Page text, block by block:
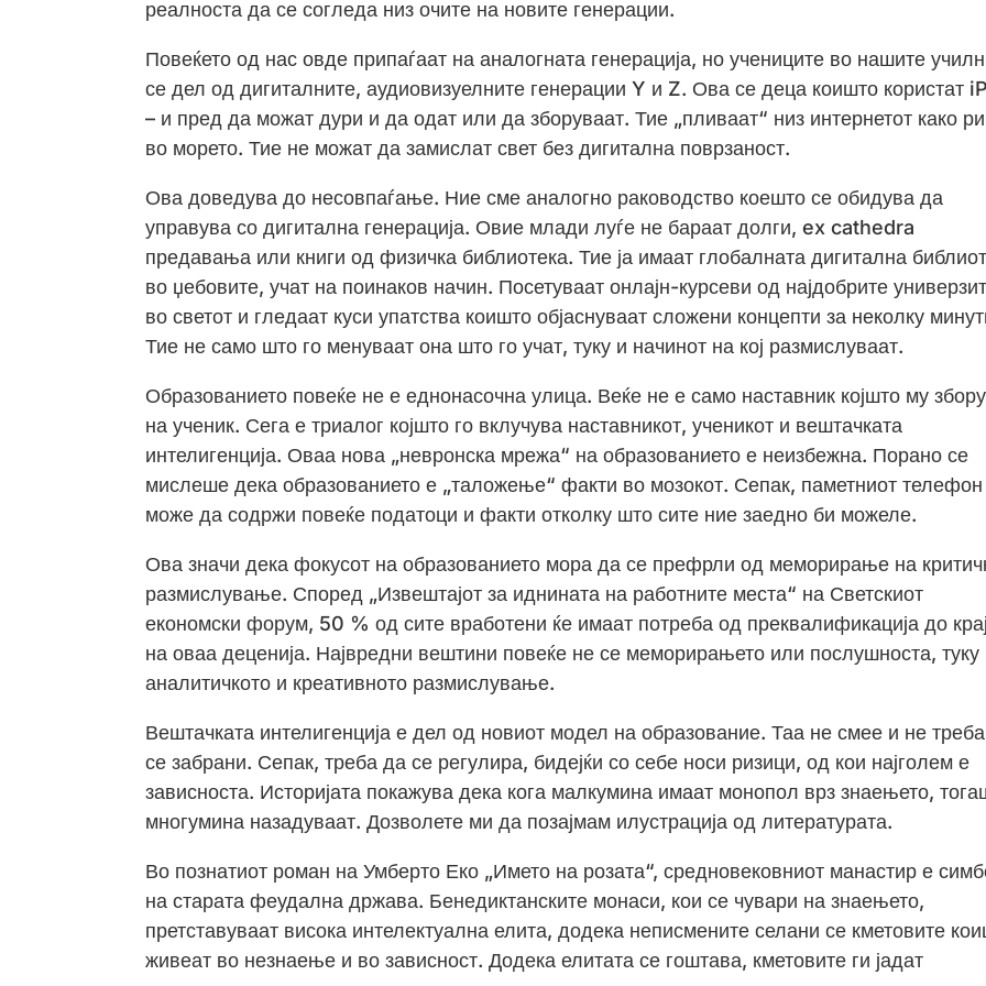
реалноста да се согледа низ очите на новите генерации.
Повеќето од нас овде припаѓаат на аналогната генерација, но учениците во нашите
се дел од дигиталните, аудиовизуелните генерации Y и Z. Ова се деца коишто користат
– и пред да можат дури и да одат или да зборуваат. Тие „пливаат“ низ интернетот како
во морето. Тие не можат да замислат свет без дигитална поврзаност.
Ова доведува до несовпаѓање. Ние сме аналогно раководство коешто се обидува да
управува со дигитална генерација. Овие млади луѓе не бараат долги, ex cathedra
предавања или книги од физичка библиотека. Тие ја имаат глобалната дигитална
во џебовите, учат на поинаков начин. Посетуваат онлајн-курсеви од најдобрите
во светот и гледаат куси упатства коишто објаснуваат сложени концепти за неколку
Тие не само што го менуваат она што го учат, туку и начинот на кој размислуваат.
Образованието повеќе не е еднонасочна улица. Веќе не е само наставник којшто му
на ученик. Сега е триалог којшто го вклучува наставникот, ученикот и вештачката
интелигенција. Оваа нова „невронска мрежа“ на образованието е неизбежна. Порано се
мислеше дека образованието е „таложење“ факти во мозокот. Сепак, паметниот телефон
може да содржи повеќе податоци и факти отколку што сите ние заедно би можеле.
Ова значи дека фокусот на образованието мора да се префрли од меморирање на
размислување. Според „Извештајот за иднината на работните места“ на Светскиот
економски форум, 50 % од сите вработени ќе имаат потреба од преквалификација до
на оваа деценија. Највредни вештини повеќе не се меморирањето или послушноста, туку
аналитичкото и креативното размислување.
Вештачката интелигенција е дел од новиот модел на образование. Таа не смее и не
се забрани. Сепак, треба да се регулира, бидејќи со себе носи ризици, од кои најголем е
зависноста. Историјата покажува дека кога малкумина имаат монопол врз знаењето,
многумина назадуваат. Дозволете ми да позајмам илустрација од литературата.
Во познатиот роман на Умберто Еко „Името на розата“, средновековниот манастир е
на старата феудална држава. Бенедиктанските монаси, кои се чувари на знаењето,
претставуваат висока интелектуална елита, додека неписмените селани се кметовите
живеат во незнаење и во зависност. Додека елитата се гоштава, кметовите ги јадат